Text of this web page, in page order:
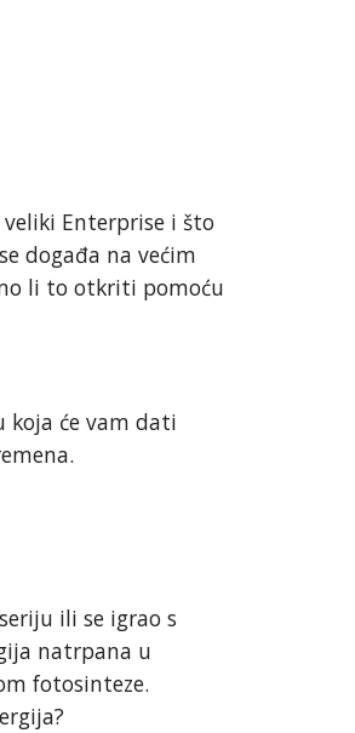
Enterprise i što
događa na većim
li to otkriti pomoću
koja će vam dati
ili se igrao s
natrpana u
fotosinteze.